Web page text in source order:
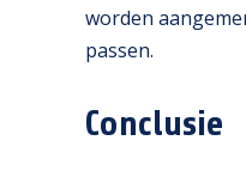
worden
passen.
Conclusie